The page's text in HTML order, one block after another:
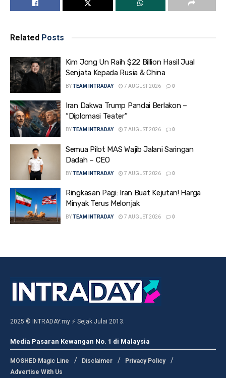
Related Posts
Kim Jong Un Raih $22 Billion Hasil Jual
Senjata Kepada Rusia & China
BYTEAM INTRADAY 7 AUGUST 2026 0
Iran Dakwa Trump Pandai Berlakon –
“Diplomasi Teater”
BYTEAM INTRADAY 7 AUGUST 2026 0
Semua Pilot MAS Wajib Jalani Saringan
Dadah – CEO
BYTEAM INTRADAY 7 AUGUST 2026 0
Ringkasan Pagi: Iran Buat Kejutan! Harga
Minyak Terus Melonjak
BYTEAM INTRADAY 7 AUGUST 2026 0
2025 © INTRADAY.my ⚡ Sejak Julai 2013.
Media Pasaran Kewangan No. 1 di Malaysia
MOSHED Magic Line Disclaimer
Privacy Policy
Advertise With Us